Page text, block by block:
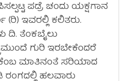
ಪಡ್ರೆ ಚಂದು ಯಕ್ಷಗಾನ
(ರಿ) ಇವರಲ್ಲಿ ಕಲಿತರು.
ದಿ. ತೆಂಕಬೈಲು
ಗುರಿ ಇರಬೇಕೆಂದರೆ
ಮಾತಿನಂತೆ ಸರಿಯಾದ
ಹಲವಾರು